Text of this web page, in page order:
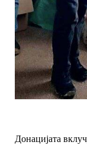
Донацијата